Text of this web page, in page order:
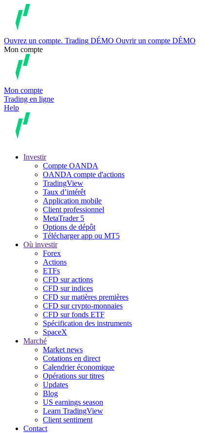
Ouvrez un compte. Trading DÉMO Ouvrir un compte DÉMO
Mon compte
Mon compte
Trading en ligne
Help
Investir
Compte OANDA
OANDA compte d'actions
TradingView
Taux d’intérêt
Application mobile
Client professionnel
MetaTrader 5
Options de dépôt
Télécharger app ou MT5
Où investir
Forex
Actions
ETFs
CFD sur actions
CFD sur indices
CFD sur matières premières
CFD sur crypto-monnaies
CFD sur fonds ETF
Spécification des instruments
SpaceX
Marché
Market news
Cotations en direct
Calendrier économique
Opérations sur titres
Updates
Blog
US earnings season
Learn TradingView
Client sentiment
Contact